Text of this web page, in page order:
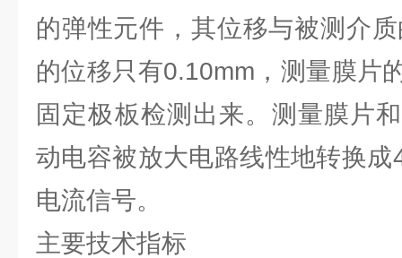
的弹性元件，其位移与被测介
的位移只有0.10mm，测量膜片
固定极板检测出来。测量膜片
动电容被放大电路线性地转换
电流信号。
主要技术指标